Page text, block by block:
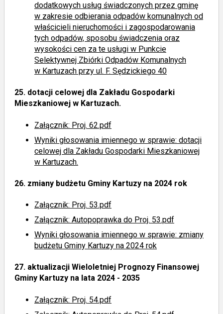
dodatkowych usług świadczonych przez gminę
w zakresie odbierania odpadów komunalnych od
właścicieli nieruchomości i zagospodarowania
tych odpadów, sposobu świadczenia oraz
wysokości cen za te usługi w Punkcie
Selektywnej Zbiórki Odpadów Komunalnych
w Kartuzach przy ul. F. Sędzickiego 40
25. dotacji celowej dla Zakładu Gospodarki
Mieszkaniowej w Kartuzach.
Załącznik: Proj. 62.pdf
Wyniki głosowania imiennego w sprawie: dotacji
celowej dla Zakładu Gospodarki Mieszkaniowej
w Kartuzach.
26. zmiany budżetu Gminy Kartuzy na 2024 rok
Załącznik: Proj. 53.pdf
Załącznik: Autopoprawka do Proj. 53.pdf
Wyniki głosowania imiennego w sprawie: zmiany
budżetu Gminy Kartuzy na 2024 rok
27. aktualizacji Wieloletniej Prognozy Finansowej
Gminy Kartuzy na lata 2024 - 2035
Załącznik: Proj. 54.pdf